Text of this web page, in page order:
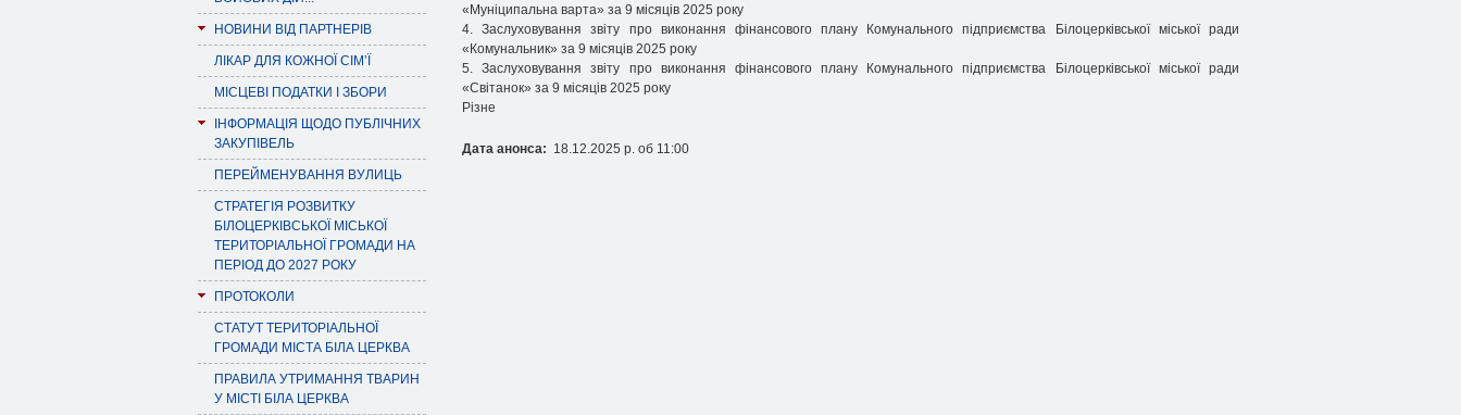
НОВИНИ ВІД ПАРТНЕРІВ
ЛІКАР ДЛЯ КОЖНОЇ СІМ’Ї
МІСЦЕВІ ПОДАТКИ І ЗБОРИ
ІНФОРМАЦІЯ ЩОДО ПУБЛІЧНИХ
ЗАКУПІВЕЛЬ
ПЕРЕЙМЕНУВАННЯ ВУЛИЦЬ
СТРАТЕГІЯ РОЗВИТКУ
БІЛОЦЕРКІВСЬКОЇ МІСЬКОЇ
ТЕРИТОРІАЛЬНОЇ ГРОМАДИ НА
ПЕРІОД ДО 2027 РОКУ
ПРОТОКОЛИ
СТАТУТ ТЕРИТОРІАЛЬНОЇ
ГРОМАДИ МІСТА БІЛА ЦЕРКВА
ПРАВИЛА УТРИМАННЯ ТВАРИН
У МІСТІ БІЛА ЦЕРКВА
«Муніципальна варта» за 9 місяців 2025 року
4. Заслуховування звіту про виконання фінансового плану Комунального підприємства Білоцерківської міської ради
«Комунальник» за 9 місяців 2025 року
5. Заслуховування звіту про виконання фінансового плану Комунального підприємства Білоцерківської міської ради
«Світанок» за 9 місяців 2025 року
Різне
Дата анонса: 18.12.2025 р. об 11:00